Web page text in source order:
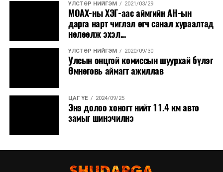
УЛСТӨР НИЙГЭМ 2021/03/29
МОАХ-ны ХЭГ-аас аймгийн АН-ын
дарга нарт чиглэл өгч санал хураалтад
нөлөөлж эхэл...
УЛСТӨР НИЙГЭМ 2020/09/30
Улсын онцгой комиссын шуурхай бүлэг
Өмнөговь аймагт ажиллав
ЦАГ ҮЕ 2024/09/25
Энэ долоо хоногт нийт 11.4 км авто
замыг шинэчилнэ